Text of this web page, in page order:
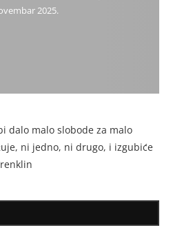
2025.
dalo malo slobode za malo
ni jedno, ni drugo, i izgubiće